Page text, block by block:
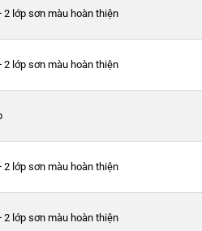
2 lớp sơn màu hoàn thiện
2 lớp sơn màu hoàn thiện
2 lớp sơn màu hoàn thiện
2 lớp sơn màu hoàn thiện